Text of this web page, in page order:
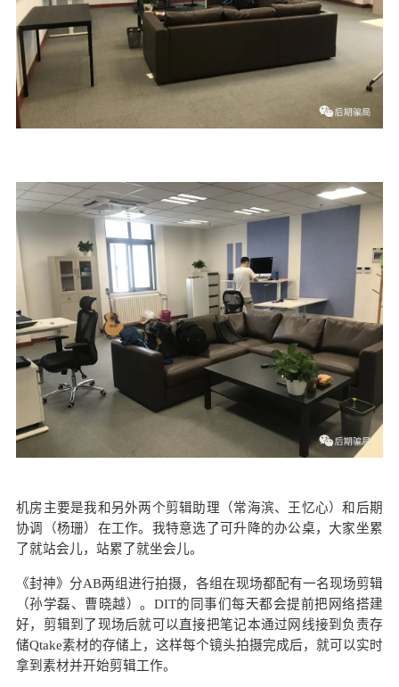
机房主要是我和另外两个剪辑助理（常海滨、王忆心）和后期
协调（杨珊）在工作。我特意选了可升降的办公桌，大家坐累
了就站会儿，站累了就坐会儿。
《封神》分AB两组进行拍摄，各组在现场都配有一名现场剪辑
（孙学磊、曹晓越）。DIT的同事们每天都会提前把网络搭建
好，剪辑到了现场后就可以直接把笔记本通过网线接到负责存
储Qtake素材的存储上，这样每个镜头拍摄完成后，就可以实时
拿到素材并开始剪辑工作。